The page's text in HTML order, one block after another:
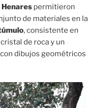
permitieron
de materiales en la
, consistente en
de roca y un
dibujos geométricos